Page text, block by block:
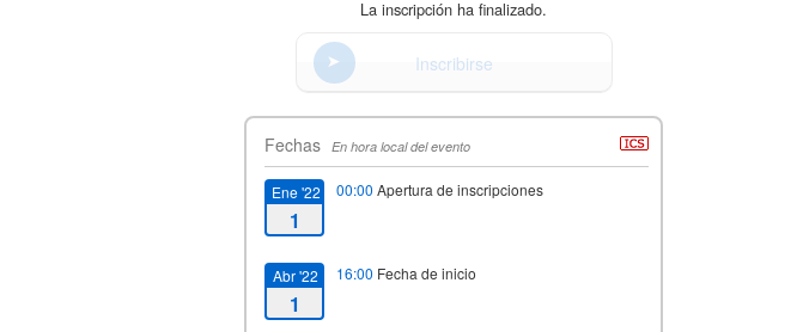
La inscripción ha finalizado.
Inscribirse
Fechas En hora local del evento
Ene '22
1
00:00 Apertura de inscripciones
Abr '22
1
16:00 Fecha de inicio